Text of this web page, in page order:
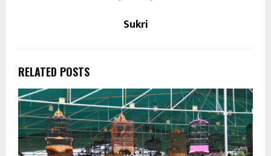
Sukri
RELATED POSTS